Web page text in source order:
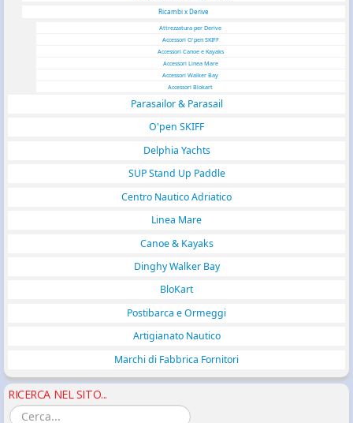
Ricambi x Derive
Attrezzatura per Derive
Accessori O'pen SKIFF
Accessori Canoe e Kayaks
Accessori Linea Mare
Accessori Walker Bay
Accessori Blokart
Parasailor & Parasail
O'pen SKIFF
Delphia Yachts
SUP Stand Up Paddle
Centro Nautico Adriatico
Linea Mare
Canoe & Kayaks
Dinghy Walker Bay
BloKart
Postibarca e Ormeggi
Artigianato Nautico
Marchi di Fabbrica Fornitori
RICERCA NEL SITO...